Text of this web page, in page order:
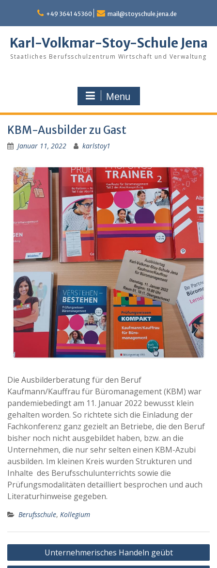
content
+49 3641 45360 mail@stoyschule.jena.de
Karl-Volkmar-Stoy-Schule Jena
Staatliches Berufsschulzentrum Wirtschaft und Verwaltung
Menu
KBM-Ausbilder zu Gast
Januar 11, 2022 karlstoy1
Die Ausbilderberatung für den Beruf
Kaufmann/Kauffrau für Büromanagement (KBM) war
pandemiebedingt am 11. Januar 2022 bewusst klein
gehalten worden. So richtete sich die Einladung der
Fachkonferenz ganz gezielt an Betriebe, die den Beruf
bisher noch nicht ausgebildet haben, bzw. an die
Unternehmen, die nur sehr selten einen KBM-Azubi
ausbilden. Im kleinen Kreis wurden Strukturen und
Inhalte des Berufsschulunterrichts sowie die
Prüfungsmodalitäten detailliert besprochen und auch
Literaturhinweise gegeben.
Berufsschule, Kollegium
Beitragsnavigation
Unternehmerisches Handeln geübt